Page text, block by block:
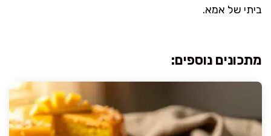
ביתי של אמא.
מתכונים נוספים: